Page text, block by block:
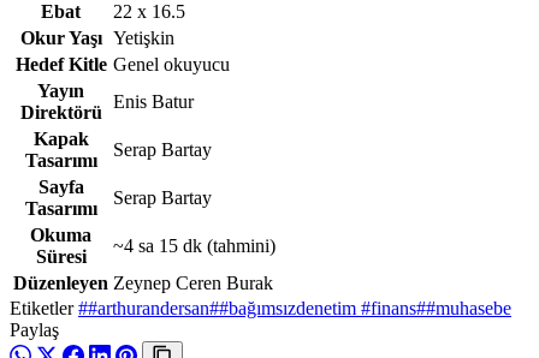
Ebat
22 x 16.5
Okur Yaşı Yetişkin
Hedef Kitle Genel okuyucu
Yayın
Direktörü
Enis Batur
Kapak
Tasarımı
Serap Bartay
Sayfa
Tasarımı
Serap Bartay
Okuma
Süresi
~4 sa 15 dk (tahmini)
Düzenleyen Zeynep Ceren Burak
Etiketler ##arthurandersan##bağımsızdenetim #finans##muhasebe
Paylaş